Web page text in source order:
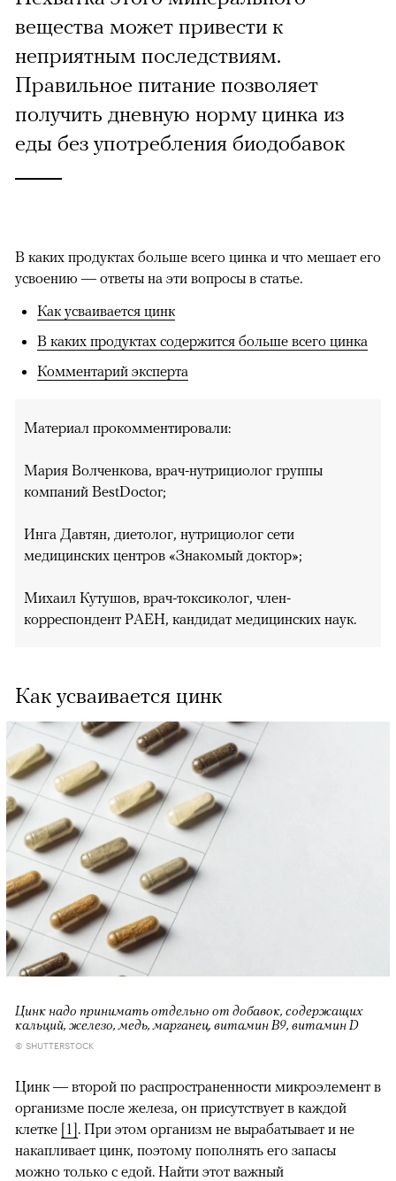
вещества может привести к
неприятным последствиям.
Правильное питание позволяет
получить дневную норму цинка из
еды без употребления биодобавок
В каких продуктах больше всего цинка и что мешает его
усвоению — ответы на эти вопросы в статье.
Как усваивается цинк
В каких продуктах содержится больше всего цинка
Комментарий эксперта
Материал прокомментировали:
Мария Волченкова, врач-нутрициолог группы
компаний BestDoctor;
Инга Давтян, диетолог, нутрициолог сети
медицинских центров «Знакомый доктор»;
Михаил Кутушов, врач-токсиколог, член-
корреспондент РАЕН, кандидат медицинских наук.
00:00 00:00
Как усваивается цинк
Цинк надо принимать отдельно от добавок, содержащих
кальций, железо, медь, марганец, витамин B9, витамин D
© SHUTTERSTOCK
Цинк — второй по распространенности микроэлемент в
организме после железа, он присутствует в каждой
клетке [1]. При этом организм не вырабатывает и не
накапливает цинк, поэтому пополнять его запасы
можно только с едой. Найти этот важный